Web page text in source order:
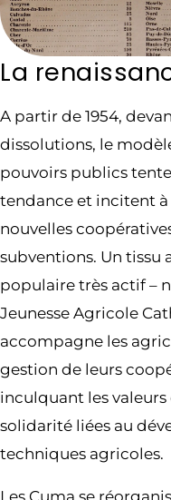
La
A partir de 1954,
dissolutions, le
pouvoirs publics
tendance et incitent
nouvelles
subventions. Un tissu
populaire très actif –
Jeunesse Agricole
accompagne les
gestion de leurs
inculquant les valeurs
solidarité liées au
techniques agricoles.